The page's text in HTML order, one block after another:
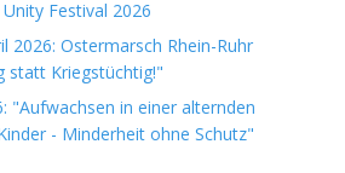
Festival 2026
2026: Ostermarsch Rhein-Ruhr
statt Kriegstüchtig!"
"Aufwachsen in einer alternden
- Minderheit ohne Schutz"